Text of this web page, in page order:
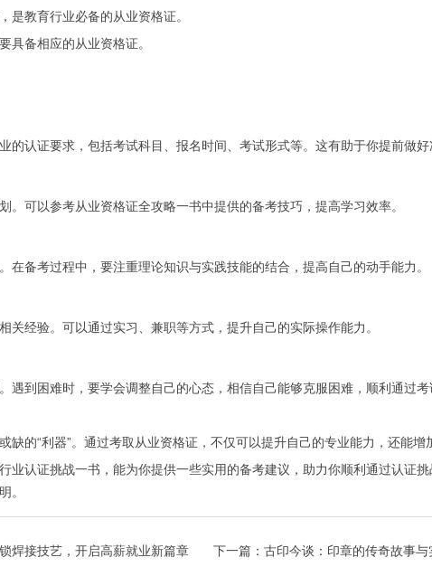
是教育行业必备的从业资格证。
具备相应的从业资格证。
的认证要求，包括考试科目、报名时间、考试形式等。这有助于你提前做好
。可以参考从业资格证全攻略一书中提供的备考技巧，提高学习效率。
在备考过程中，要注重理论知识与实践技能的结合，提高自己的动手能力。
关经验。可以通过实习、兼职等方式，提升自己的实际操作能力。
遇到困难时，要学会调整自己的心态，相信自己能够克服困难，顺利通过考
缺的“利器”。通过考取从业资格证，不仅可以提升自己的专业能力，还能
业认证挑战一书，能为你提供一些实用的备考建议，助力你顺利通过认证挑
。
焊接技艺，开启高薪就业新篇章 下一篇： 古印今谈：印章的传奇故事与